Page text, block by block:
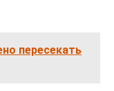
пересекать